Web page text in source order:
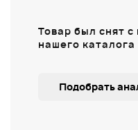
Товар был снят
нашего каталога
Подобрать